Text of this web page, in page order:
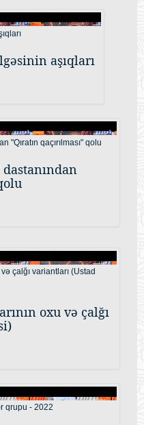
aşıqları
oxu və çalğı